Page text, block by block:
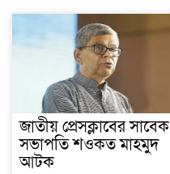
জাতীয় প্রেসক্লাবের সাবেক
সভাপতি শওকত মাহমুদ
আটক